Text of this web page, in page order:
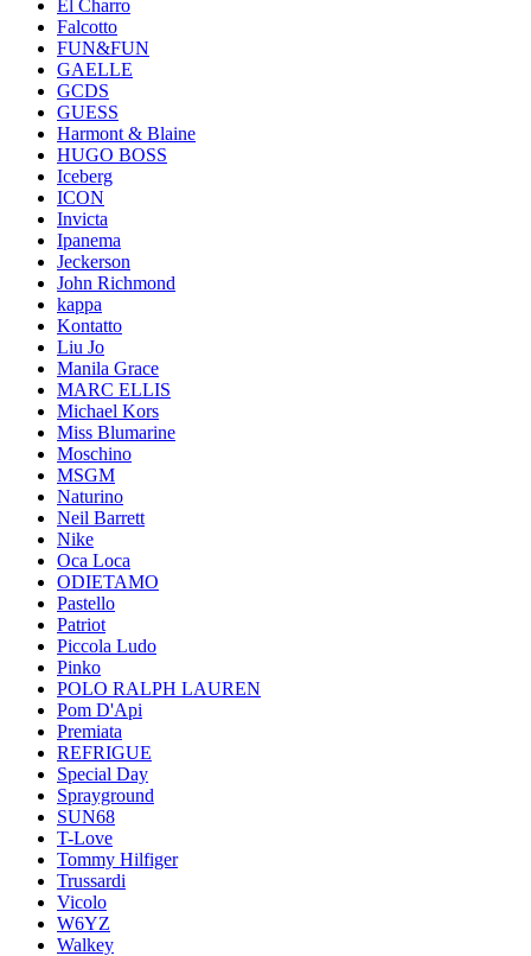
El Charro
Falcotto
FUN&FUN
GAELLE
GCDS
GUESS
Harmont & Blaine
HUGO BOSS
Iceberg
ICON
Invicta
Ipanema
Jeckerson
John Richmond
kappa
Kontatto
Liu Jo
Manila Grace
MARC ELLIS
Michael Kors
Miss Blumarine
Moschino
MSGM
Naturino
Neil Barrett
Nike
Oca Loca
ODIETAMO
Pastello
Patriot
Piccola Ludo
Pinko
POLO RALPH LAUREN
Pom D'Api
Premiata
REFRIGUE
Special Day
Sprayground
SUN68
T-Love
Tommy Hilfiger
Trussardi
Vicolo
W6YZ
Walkey